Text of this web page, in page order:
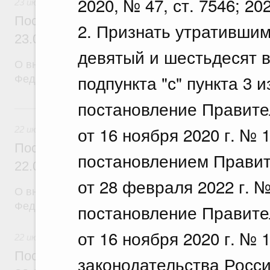
2020, № 47, ст. 7546;
2. Признать
девятый и шестьдесят
подпункта "с" пункта 3
постановление
от 16 ноября 2020 г. №
постановлением
от 28 февраля 2022 г.
постановление
от 16 ноября 2020 г. №
законодательства
Постановление Правительства
23.07.2026 г. № 929
О внесении изменений в постановление
Федерации от 24 декабря 2021 г. № 2439
22 июля, среда
Постановление Правительства
22.07.2026 г. № 921
О внесении изменений в постановление
Федерации от 30 ноября 2022 г. № 2177
Постановление Правительства